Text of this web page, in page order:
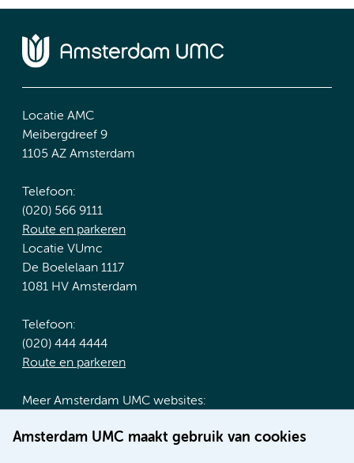
Amsterdam UMC maakt gebruik van cookies
Locatie AMC
Meibergdreef 9
1105 AZ Amsterdam
Telefoon:
(020) 566 9111
Route en parkeren
Locatie VUmc
De Boelelaan 1117
1081 HV Amsterdam
Telefoon:
(020) 444 4444
Route en parkeren
Meer Amsterdam UMC websites:
Werken bij Amsterdam UMC